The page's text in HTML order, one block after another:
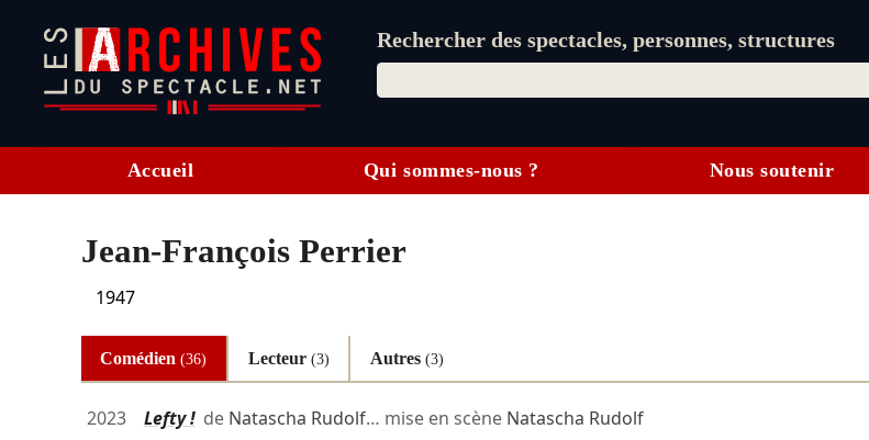
Rechercher des spectacles, personnes, structures
Accueil Qui sommes-nous ? Nous soutenir
Jean-François Perrier
1947
Comédien(36) Lecteur (3) Autres(3)
2023 Lefty !de Natascha Rudolf… mise en scène Natascha Rudolf